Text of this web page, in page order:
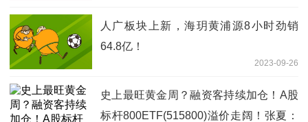
人广板块上新，海玥黄浦源8小时劲销
64.8亿！
2023-09-26
史上最旺黄金周？融资客持续加仓！A股
标杆800ETF(515800)溢价走阔！张夏：